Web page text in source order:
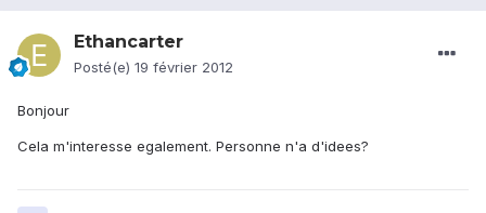
Ethancarter
Posté(e) 19 février 2012
Bonjour
Cela m'interesse egalement. Personne n'a d'idees?